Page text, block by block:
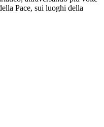
Pace, sui luoghi della